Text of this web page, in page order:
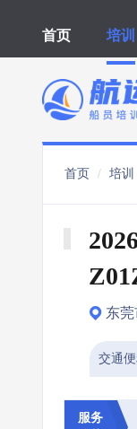
首页 培训
首页 培训
东
交通便
服务